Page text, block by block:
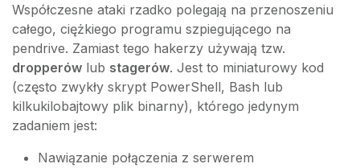
Współczesne ataki rzadko polegają na przenoszeniu
całego, ciężkiego programu szpiegującego na
pendrive. Zamiast tego hakerzy używają tzw.
dropperów lub stagerów. Jest to miniaturowy kod
(często zwykły skrypt PowerShell, Bash lub
kilkukilobajtowy plik binarny), którego jedynym
zadaniem jest:
Nawiązanie połączenia z serwerem